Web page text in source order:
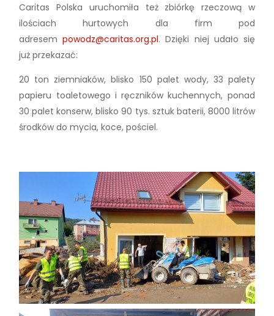
Caritas Polska uruchomiła też zbiórkę rzeczową w
ilościach hurtowych dla firm pod
adresempowodz@caritas.org.pl. Dzięki niej udało się
już przekazać:
20 ton ziemniaków, blisko 150 palet wody, 33 palety
papieru toaletowego i ręczników kuchennych, ponad
30 palet konserw, blisko 90 tys. sztuk baterii, 8000 litrów
środków do mycia, koce, pościel.